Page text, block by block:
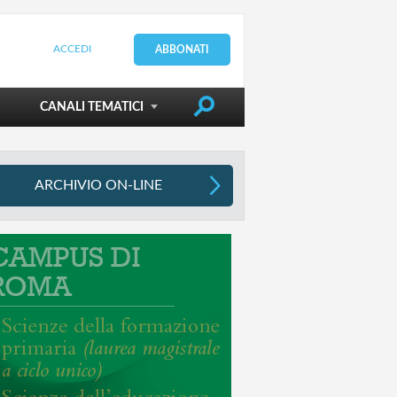
ACCEDI ABBONATI
DIRIGERE LA SCUOLA
CANALI TEMATICI
ARCHIVIO ON-LINE